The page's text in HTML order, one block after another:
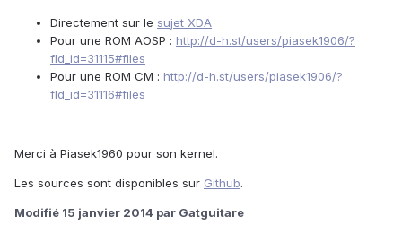
Directement sur le sujet XDA
Pour une ROM AOSP : http://d-h.st/users/piasek1906/?
fld_id=31115#files
Pour une ROM CM : http://d-h.st/users/piasek1906/?
fld_id=31116#files
Merci à Piasek1960 pour son kernel.
Les sources sont disponibles sur Github.
Modifié 15 janvier 2014 par Gatguitare